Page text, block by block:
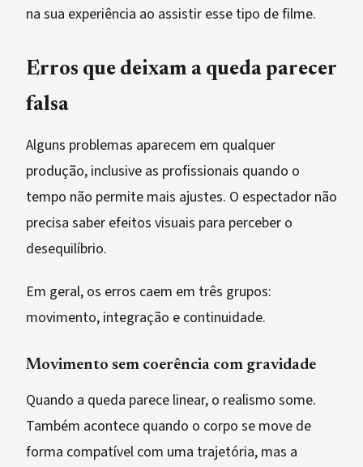
na sua experiência ao assistir esse tipo de filme.
Erros que deixam a queda parecer
falsa
Alguns problemas aparecem em qualquer
produção, inclusive as profissionais quando o
tempo não permite mais ajustes. O espectador não
precisa saber efeitos visuais para perceber o
desequilíbrio.
Em geral, os erros caem em três grupos:
movimento, integração e continuidade.
Movimento sem coerência com gravidade
Quando a queda parece linear, o realismo some.
Também acontece quando o corpo se move de
forma compatível com uma trajetória, mas a